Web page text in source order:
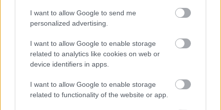
I want to allow Google to send me
personalized advertising.
I want to allow Google to enable storage
related to analytics like cookies on web or
device identifiers in apps.
I want to allow Google to enable storage
related to functionality of the website or app.
Tizenkilenc Boribon könyv és nyolc Kipp-Kopp
mesekönyve jelent meg, ezenkívül számtalan
tervezett társasjátékot, de írt
gyermekregényeket is.